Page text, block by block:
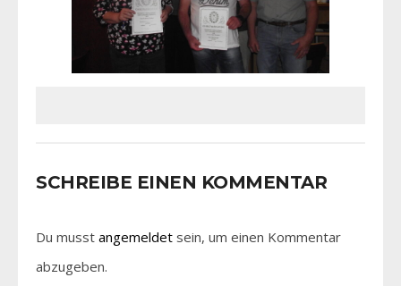
SCHREIBE EINEN KOMMENTAR
Du musst angemeldet sein, um einen Kommentar
abzugeben.